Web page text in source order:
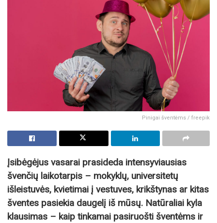
Pinigai šventėms / freepik
Įsibėgėjus vasarai prasideda intensyviausias
švenčių laikotarpis – mokyklų, universitetų
išleistuvės, kvietimai į vestuves, krikštynas ar kitas
šventes pasiekia daugelį iš mūsų. Natūraliai kyla
klausimas – kaip tinkamai pasiruošti šventėms ir